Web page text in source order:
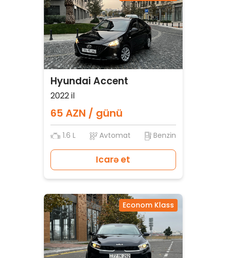
Hyundai Accent
2022 il
65 AZN / günü
1.6 L Avtomat Benzin
Icarə et
Econom Klass